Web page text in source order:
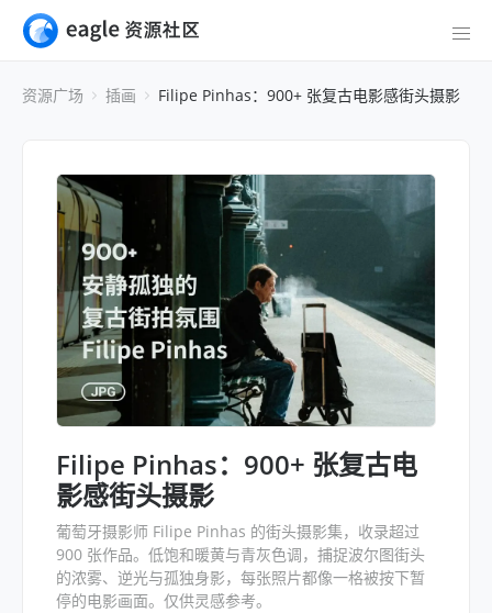
资源广场 插画 Filipe Pinhas：900+ 张复古电影感街头摄影
Filipe Pinhas：900+ 张复古电
影感街头摄影
葡萄牙摄影师 Filipe Pinhas 的街头摄影集，收录超过
900 张作品。低饱和暖黄与青灰色调，捕捉波尔图街头
的浓雾、逆光与孤独身影，每张照片都像一格被按下暂
停的电影画面。仅供灵感参考。